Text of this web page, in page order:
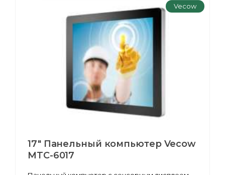
Vecow
17" Панельный компьютер Vecow
MTC-6017